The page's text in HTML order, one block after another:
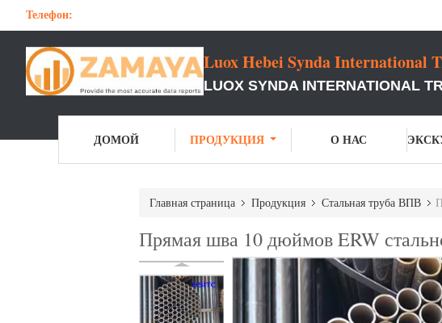
Телефон:
Luox Hebei Synda International
LUOX SYNDA INTERNATIONAL
ДОМОЙ ПРОДУКЦИЯ О НАС
Главная страница Продукция Стальная труба ВПВ
Прямая шва 10 дюймов ERW